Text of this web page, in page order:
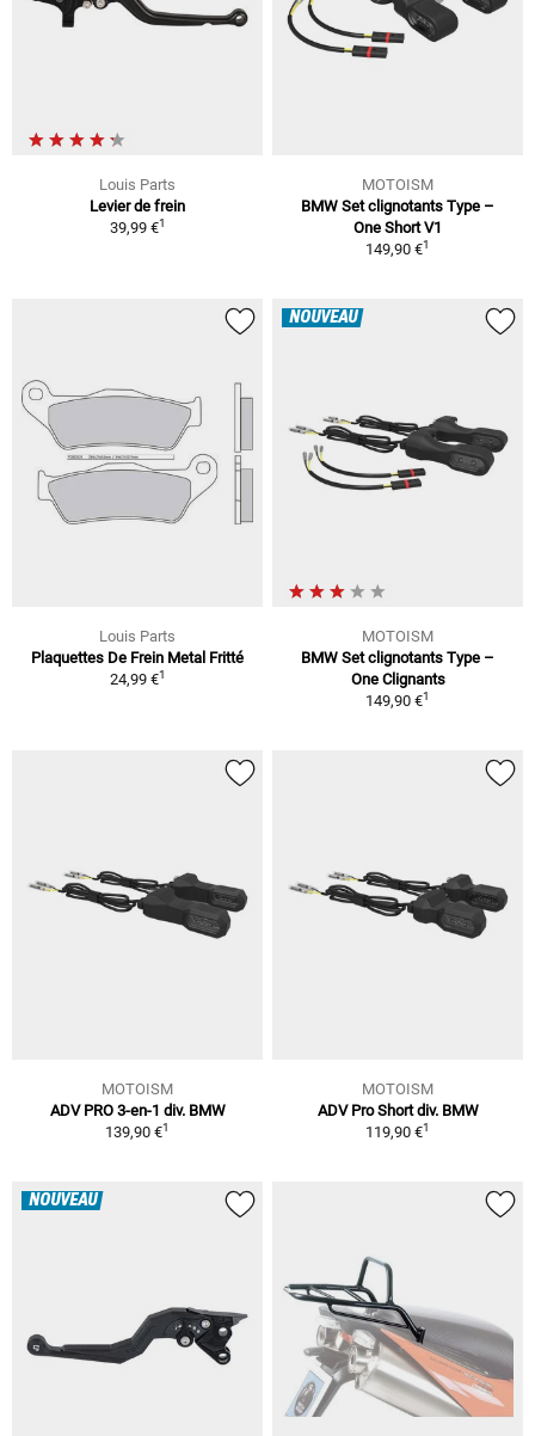
Louis Parts
Levier de frein
39,99 €1
MOTOISM
BMW Set clignotants Type –
One Short V1
149,90 €1
Louis Parts
Plaquettes De Frein Metal Fritté
24,99 €1
NOUVEAU
MOTOISM
BMW Set clignotants Type –
One Clignants
149,90 €1
MOTOISM
ADV PRO 3-en-1 div. BMW
139,90 €1
MOTOISM
ADV Pro Short div. BMW
119,90 €1
NOUVEAU